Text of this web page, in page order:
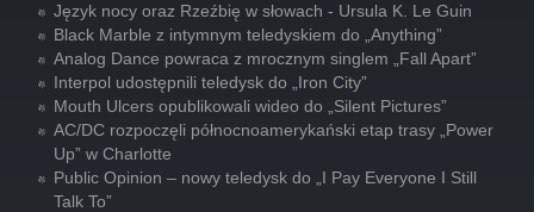
Język nocy oraz Rzeźbię w słowach - Ursula K. Le Guin
Black Marble z intymnym teledyskiem do „Anything”
Analog Dance powraca z mrocznym singlem „Fall Apart”
Interpol udostępnili teledysk do „Iron City”
Mouth Ulcers opublikowali wideo do „Silent Pictures”
AC/DC rozpoczęli północnoamerykański etap trasy „Power
Up” w Charlotte
Public Opinion – nowy teledysk do „I Pay Everyone I Still
Talk To”